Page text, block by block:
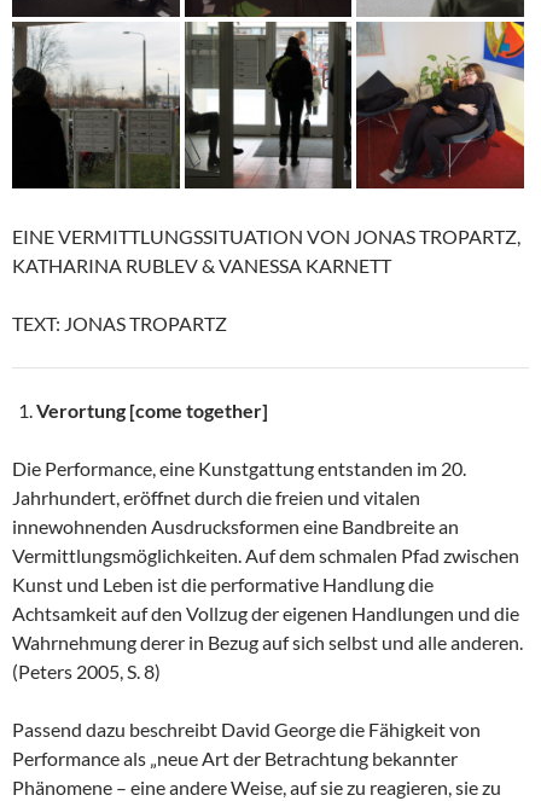
EINE VERMITTLUNGSSITUATION VON JONAS TROPARTZ,
KATHARINA RUBLEV & VANESSA KARNETT
TEXT: JONAS TROPARTZ
Verortung [come together]
Die Performance, eine Kunstgattung entstanden im 20.
Jahrhundert, eröffnet durch die freien und vitalen
innewohnenden Ausdrucksformen eine Bandbreite an
Vermittlungsmöglichkeiten. Auf dem schmalen Pfad zwischen
Kunst und Leben ist die performative Handlung die
Achtsamkeit auf den Vollzug der eigenen Handlungen und die
Wahrnehmung derer in Bezug auf sich selbst und alle anderen.
(Peters 2005, S. 8)
Passend dazu beschreibt David George die Fähigkeit von
Performance als „neue Art der Betrachtung bekannter
Phänomene – eine andere Weise, auf sie zu reagieren, sie zu